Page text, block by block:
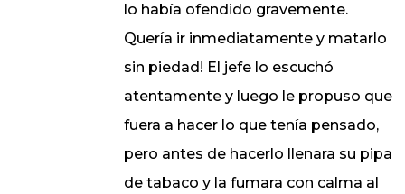
lo había ofendido gravemente.
Quería ir inmediatamente y matarlo
sin piedad! El jefe lo escuchó
atentamente y luego le propuso que
fuera a hacer lo que tenía pensado,
pero antes de hacerlo llenara su pipa
de tabaco y la fumara con calma al